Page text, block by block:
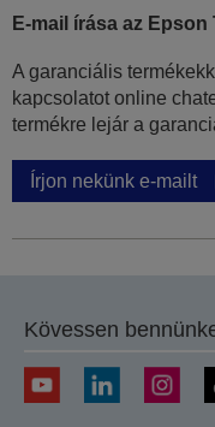
E-mail írása az
A garanciális
kapcsolatot online
termékre lejár a
Írjon nekünk e-mailt
Kövessen